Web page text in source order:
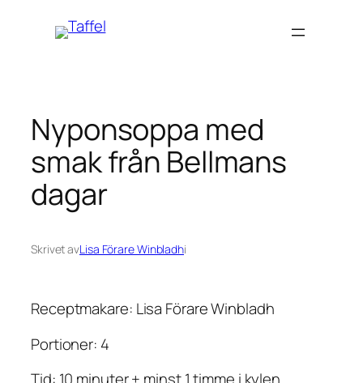
Nyponsoppa med
smak från Bellmans
dagar
Skrivet avLisa Förare Winbladhi
Receptmakare: Lisa Förare Winbladh
Portioner: 4